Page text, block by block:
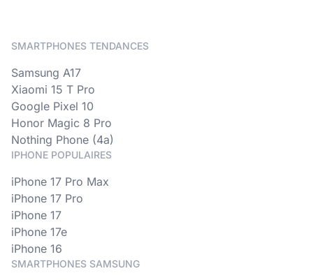
SMARTPHONES TENDANCES
Samsung A17
Xiaomi 15 T Pro
Google Pixel 10
Honor Magic 8 Pro
Nothing Phone (4a)
IPHONE POPULAIRES
iPhone 17 Pro Max
iPhone 17 Pro
iPhone 17
iPhone 17e
iPhone 16
SMARTPHONES SAMSUNG